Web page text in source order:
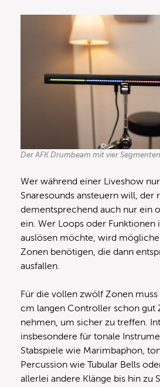
Der AFK Drumbeam mit vier
Wer während einer Liveshow
Snaresounds ansteuern will, der
dementsprechend auch nur ein
ein. Wer Loops oder Funktionen
auslösen möchte, wird
Zonen benötigen, die dann
ausfallen.
Für die vollen zwölf Zonen
cm langen Controller schon gut
nehmen, um sicher zu treffen.
insbesondere für tonale
Stabspiele wie Marimbaphon,
Percussion wie Tubular Bells
allerlei andere Klänge bis hin zu